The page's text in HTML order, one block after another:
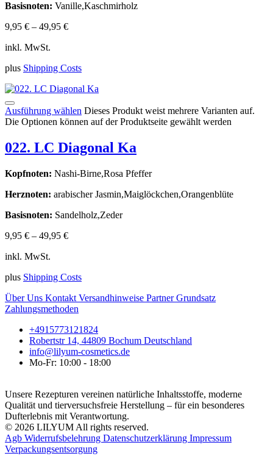
Basisnoten: Vanille,Kaschmirholz
9,95 € – 49,95 €
inkl. MwSt.
plus Shipping Costs
Ausführung wählen Dieses Produkt weist mehrere Varianten auf.
Die Optionen können auf der Produktseite gewählt werden
022. LC Diagonal Ka
Kopfnoten: Nashi-Birne,Rosa Pfeffer
Herznoten: arabischer Jasmin,Maiglöckchen,Orangenblüte
Basisnoten: Sandelholz,Zeder
9,95 € – 49,95 €
inkl. MwSt.
plus Shipping Costs
Über Uns Kontakt Versandhinweise PartnerGrundsatz
Zahlungsmethoden
+4915773121824
Robertstr 14, 44809 Bochum Deutschland
info@lilyum-cosmetics.de
Mo-Fr: 10:00 - 18:00
Unsere Rezepturen vereinen natürliche Inhaltsstoffe, moderne
Qualität und tierversuchsfreie Herstellung – für ein besonderes
Dufterlebnis mit Verantwortung.
© 2026 LILYUM All rights reserved.
Agb Widerrufsbelehrung Datenschutzerklärung Impressum
Verpackungsentsorgung